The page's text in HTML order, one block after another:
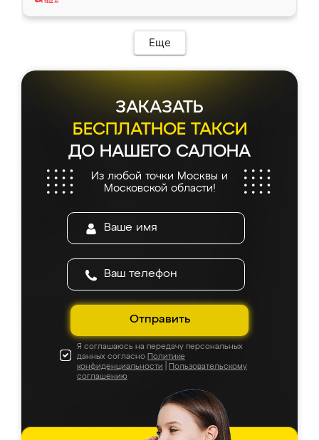
Еще
ЗАКАЗАТЬ
БЕСПЛАТНОЕ ТАКСИ
ДО НАШЕГО САЛОНА
Из любой точки Москвы и
Московской области!
Отправить
Я соглашаюсь на передачу персональных
данных согласно Политике
конфиденциальности
Пользовательскому
соглашению